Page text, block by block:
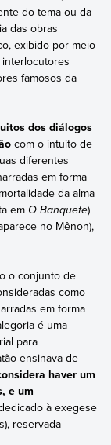
do tema ou da
das obras
exibido por meio
famosos da
dos diálogos
com o intuito de
diferentes
em forma
da alma
em O Banquete)
no Mênon),
o conjunto de
como
em forma
é uma
para
ensinava de
haver um
e um
à exegese
reservada